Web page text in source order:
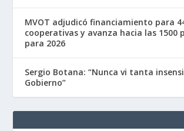
MVOT adjudicó financiamiento para
cooperativas y avanza hacia las 1500
para 2026
Sergio Botana: “Nunca vi tanta
Gobierno”